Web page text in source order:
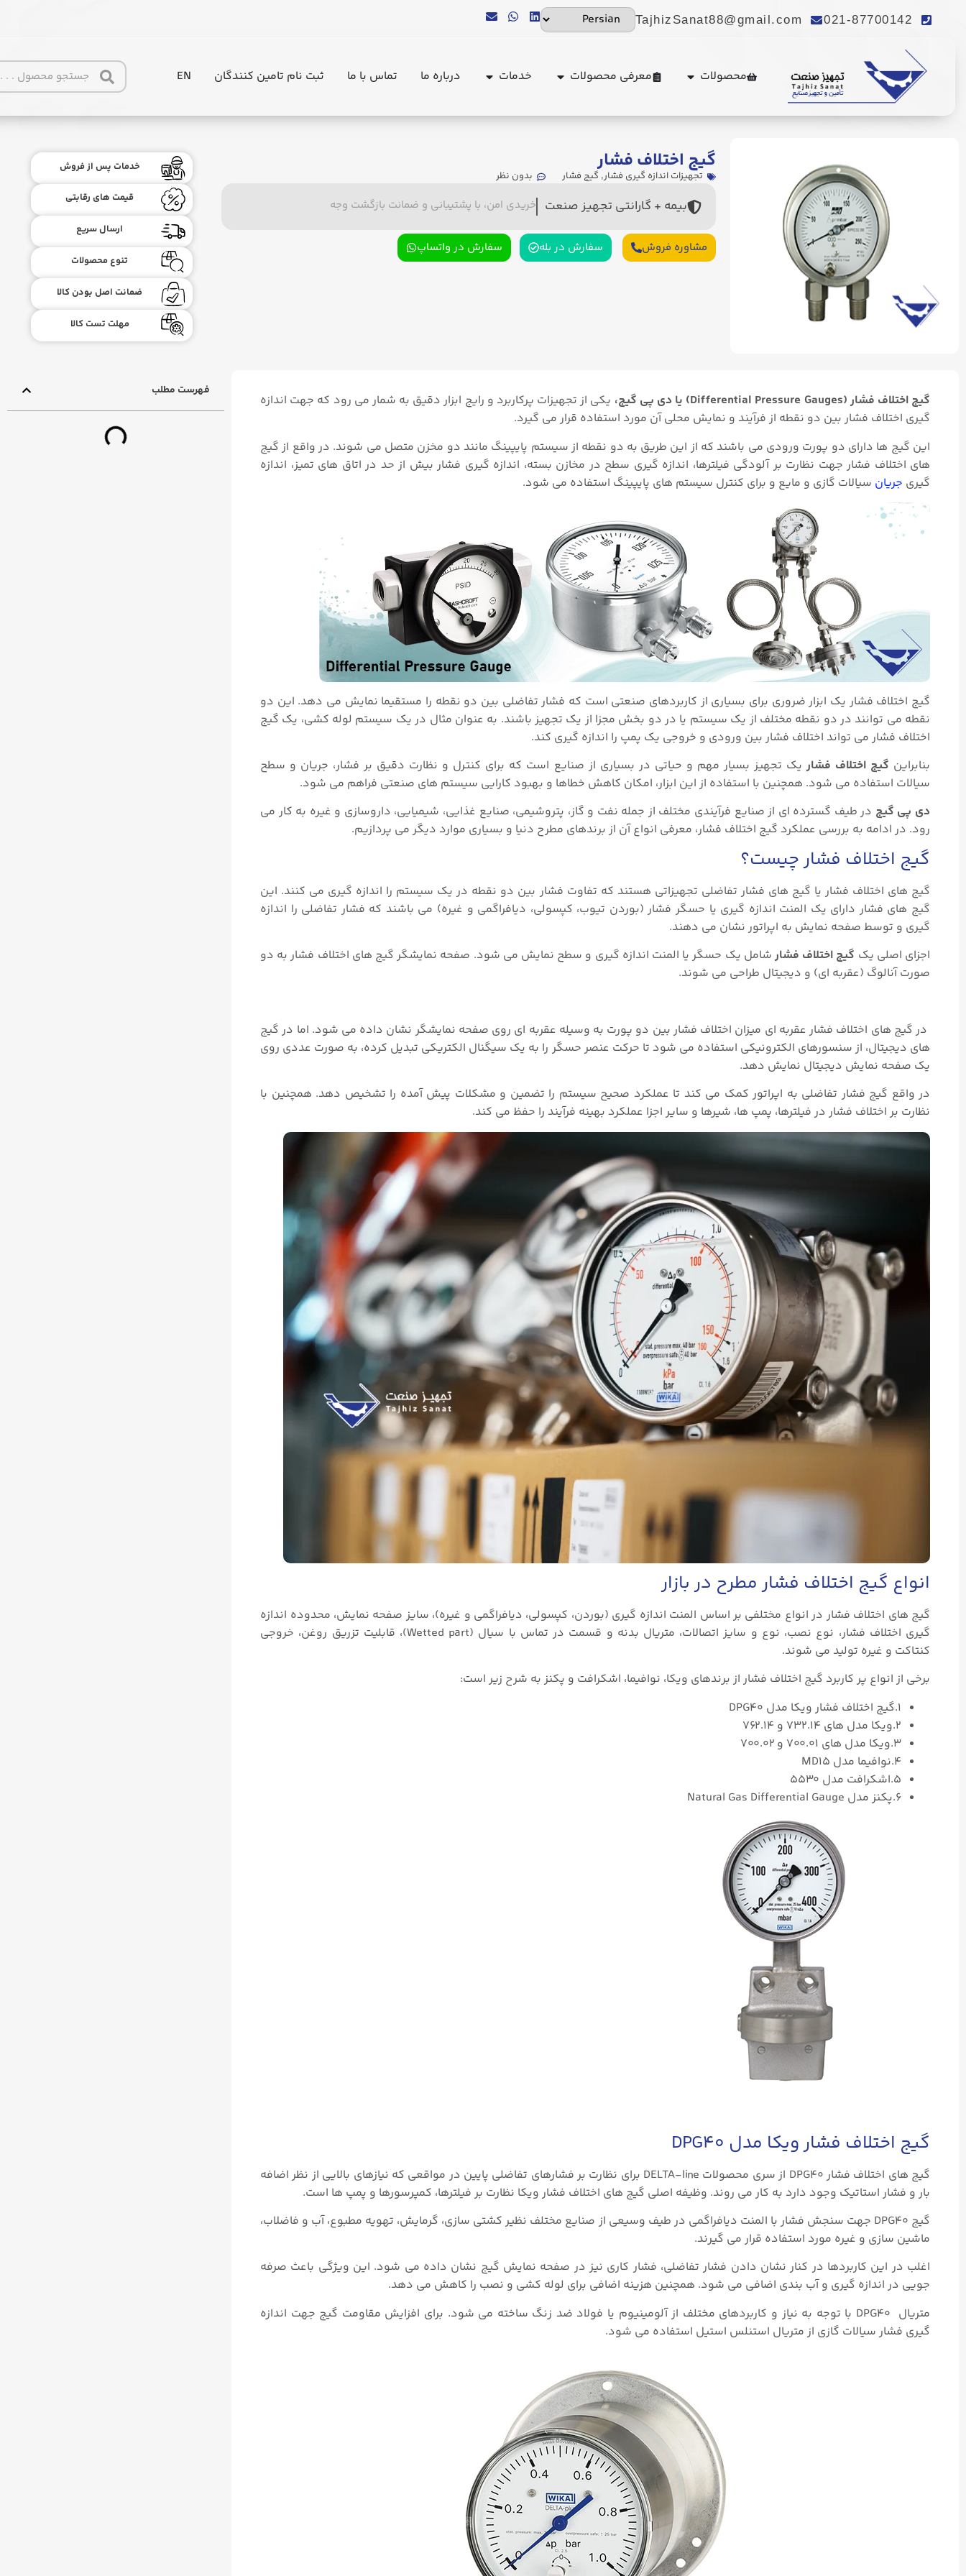
021-87700142
TajhizSanat88@gmail.com
محصولات معرفی محصولات خدمات درباره ما تماس با ما ثبت نام تامین کنندگان EN
گیج اختلاف فشار
تجهیزات اندازه گیری فشار, گیج فشار بدون نظر
بیمه + گارانتی تجهیز صنعت خریدی امن، با پشتیبانی و ضمانت بازگشت وجه
مشاوره فروش سفارش در بله سفارش در واتساپ
خدمات پس از فروش
قیمت های رقابتی
ارسال سریع
تنوع محصولات
ضمانت اصل بودن کالا
مهلت تست کالا
گیج اختلاف فشار (Differential Pressure Gauges) یا دی پی گیج،
یکی از تجهیزات پرکاربرد و رایج ابزار دقیق به شمار می رود که جهت اندازه
گیری اختلاف فشار بین دو نقطه از فرآیند و نمایش محلی آن مورد استفاده قرار می گیرد.
این گیج ها دارای دو پورت ورودی می باشند که از این طریق به دو نقطه از سیستم پایپینگ مانند دو مخزن متصل می شوند. در واقع از گیج
های اختلاف فشار جهت نظارت بر آلودگی فیلترها، اندازه گیری سطح در مخازن بسته، اندازه گیری فشار بیش از حد در اتاق های تمیز، اندازه
گیری جریان سیالات گازی و مایع و برای کنترل سیستم های پایپینگ استفاده می شود.
گیج اختلاف فشار یک ابزار ضروری برای بسیاری از کاربردهای صنعتی است که فشار تفاضلی بین دو نقطه را مستقیما نمایش می دهد. این دو
نقطه می‌ توانند در دو نقطه مختلف از یک سیستم یا در دو بخش مجزا از یک تجهیز باشند. به عنوان مثال در یک سیستم لوله‌ کشی، یک گیج
اختلاف فشار می‌ تواند اختلاف فشار بین ورودی و خروجی یک پمپ را اندازه‌ گیری کند.
بنابراین گیج اختلاف فشار یک تجهیز بسیار مهم و حیاتی در بسیاری از صنایع است که برای کنترل و نظارت دقیق بر فشار، جریان و سطح
سیالات استفاده می‌ شود. همچنین با استفاده از این ابزار، امکان کاهش خطاها و بهبود کارایی سیستم‌ های صنعتی فراهم می‌ شود.
دی پی گیج در طیف گسترده ای از صنایع فرآیندی مختلف از جمله نفت و گاز، پتروشیمی، صنایع غذایی، شیمیایی، داروسازی و غیره به کار می
رود. در ادامه به بررسی عملکرد گیج اختلاف فشار، معرفی انواع آن از برندهای مطرح دنیا و بسیاری موارد دیگر می پردازیم.
گیج اختلاف فشار چیست؟
گیج‌ های اختلاف فشار یا گیج های فشار تفاضلی تجهیزاتی هستند که تفاوت فشار بین دو نقطه در یک سیستم را اندازه‌ گیری می‌ کنند. این
گیج های فشار دارای یک المنت اندازه گیری یا حسگر فشار (بوردن تیوب، کپسولی، دیافراگمی و غیره) می باشند که فشار تفاضلی را اندازه‌
گیری و توسط صفحه نمایش به اپراتور نشان می دهند.
اجزای اصلی یک گیج اختلاف فشارشامل یک حسگر یا المنت اندازه گیری و سطح نمایش می شود. صفحه نمایشگر گیج های اختلاف فشار به دو
صورت آنالوگ (عقربه ای) و دیجیتال طراحی می شوند.
در گیج‌ های اختلاف فشار عقربه ای میزان اختلاف فشار بین دو پورت به وسیله عقربه ای روی صفحه نمایشگر نشان داده می شود. اما در گیج‌
های دیجیتال، از سنسورهای الکترونیکی استفاده می‌ شود تا حرکت عنصر حسگر را به یک سیگنال الکتریکی تبدیل کرده، به صورت عددی روی
یک صفحه نمایش دیجیتال نمایش دهد.
در واقع گیج‌ فشار تفاضلی به اپراتور کمک می‌ کند تا عملکرد صحیح سیستم را تضمین و مشکلات پیش‌ آمده را تشخیص دهد. همچنین با
نظارت بر اختلاف فشار در فیلترها، پمپ‌ ها، شیرها و سایر اجزا عملکرد بهینه فرآیند را حفظ می کند.
انواع گیج اختلاف فشار مطرح در بازار
گیج های اختلاف فشار در انواع مختلفی بر اساس المنت اندازه گیری (بوردن، کپسولی، دیافراگمی و غیره)، سایز صفحه نمایش، محدوده اندازه
گیری اختلاف فشار، نوع نصب، نوع و سایز اتصالات، متریال بدنه و قسمت در تماس با سیال (Wetted part)، قابلیت تزریق روغن، خروجی
کنتاکت و غیره تولید می شوند.
برخی از انواع پر کاربرد گیج اختلاف فشار از برندهای ویکا، نوافیما، اشکرافت و پکنز به شرح زیر است:
۱.گیج اختلاف فشار ویکا مدل DPG40
۲.ویکا مدل های ۷۳۲.۱۴ و ۷۶۲.۱۴
۳.ویکا مدل های ۷۰۰.۰۱ و ۷۰۰.۰۲
۴.نوافیما مدل MD15
۵.اشکرافت مدل ۵۵۳۰
۶.پکنز مدل Natural Gas Differential Gauge
گیج اختلاف فشار ویکا مدل DPG40
گیج های اختلاف فشار DPG40 از سری محصولات DELTA-line برای نظارت بر فشارهای تفاضلی پایین در مواقعی که نیازهای بالایی از نظر اضافه
بار و فشار استاتیک وجود دارد به کار می روند. وظیفه اصلی گیج های اختلاف فشار ویکا نظارت بر فیلترها، کمپرسورها و پمپ ها است.
گیج DPG40 جهت سنجش فشار با المنت دیافراگمی در طیف وسیعی از صنایع مختلف نظیر کشتی سازی، گرمایش، تهویه مطبوع، آب و فاضلاب،
ماشین سازی و غیره مورد استفاده قرار می گیرند.
اغلب در این کاربردها در کنار نشان دادن فشار تفاضلی، فشار کاری نیز در صفحه نمایش گیج نشان داده می شود. این ویژگی باعث صرفه
جویی در اندازه گیری و آب بندی اضافی می شود. همچنین هزینه اضافی برای لوله کشی و نصب را کاهش می دهد.
متریال DPG40 با توجه به نیاز و کاربردهای مختلف از آلومینیوم یا فولاد ضد زنگ ساخته می شود. برای افزایش مقاومت گیج جهت اندازه
گیری فشار سیالات گازی از متریال استنلس استیل استفاده می شود.
فهرست مطلب